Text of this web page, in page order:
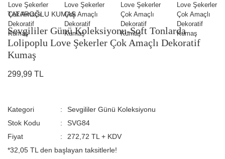
TATAROĞLU KUMAŞ
Sevgililer Günü Koleksiyonu-Soft Tonlarda
Lolipoplu Love Şekerler Çok Amaçlı Dekoratif
Kumaş
299,99 TL
Kategori
Sevgililer Günü Koleksiyonu
Stok Kodu
SVG84
Fiyat
272,72 TL + KDV
*32,05 TL den başlayan taksitlerle!